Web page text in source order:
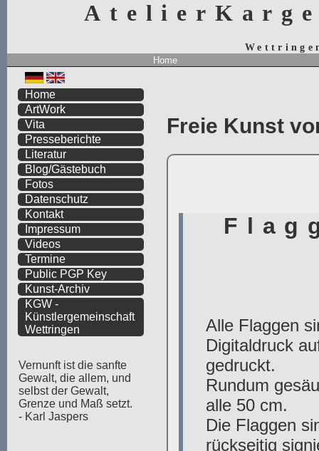
Home
Freie Kunst
Home
ArtWork
Vita
Presseberichte
Literatur
Blog/Gästebuch
Fotos
Datenschutz
Kontakt
Impressum
Videos
Termine
Public PGP Key
Kunst-Archiv
KGW -
Künstlergemeinschaft
Wettringen
Vernunft ist die sanfte
Gewalt, die allem, und
selbst der Gewalt,
Grenze und Maß setzt.
- Karl Jaspers